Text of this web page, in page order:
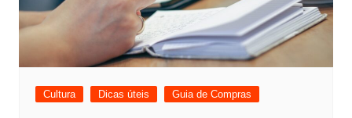
Cultura Dicas úteis Guia de Compras